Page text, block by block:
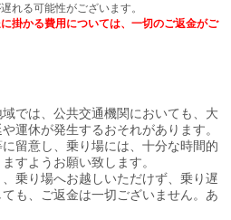
れる可能性がございます。
掛かる費用については、一切のご返金がご
では、公共交通機関においても、大
運休が発生するおそれがあります。
留意し、乗り場には、十分な時間的
すようお願い致します。
乗り場へお越しいただけず、乗り遅
も、ご返金は一切ございません。あ